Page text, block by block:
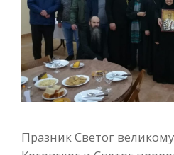
Празник Светог